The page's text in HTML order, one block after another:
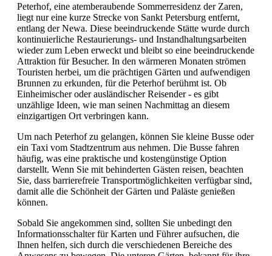
Peterhof, eine atemberaubende Sommerresidenz der Zaren,
liegt nur eine kurze Strecke von Sankt Petersburg entfernt,
entlang der Newa. Diese beeindruckende Stätte wurde durch
kontinuierliche Restaurierungs- und Instandhaltungsarbeiten
wieder zum Leben erweckt und bleibt so eine beeindruckende
Attraktion für Besucher. In den wärmeren Monaten strömen
Touristen herbei, um die prächtigen Gärten und aufwendigen
Brunnen zu erkunden, für die Peterhof berühmt ist. Ob
Einheimischer oder ausländischer Reisender - es gibt
unzählige Ideen, wie man seinen Nachmittag an diesem
einzigartigen Ort verbringen kann.
Um nach Peterhof zu gelangen, können Sie kleine Busse oder
ein Taxi vom Stadtzentrum aus nehmen. Die Busse fahren
häufig, was eine praktische und kostengünstige Option
darstellt. Wenn Sie mit behinderten Gästen reisen, beachten
Sie, dass barrierefreie Transportmöglichkeiten verfügbar sind,
damit alle die Schönheit der Gärten und Paläste genießen
können.
Sobald Sie angekommen sind, sollten Sie unbedingt den
Informationsschalter für Karten und Führer aufsuchen, die
Ihnen helfen, sich durch die verschiedenen Bereiche des